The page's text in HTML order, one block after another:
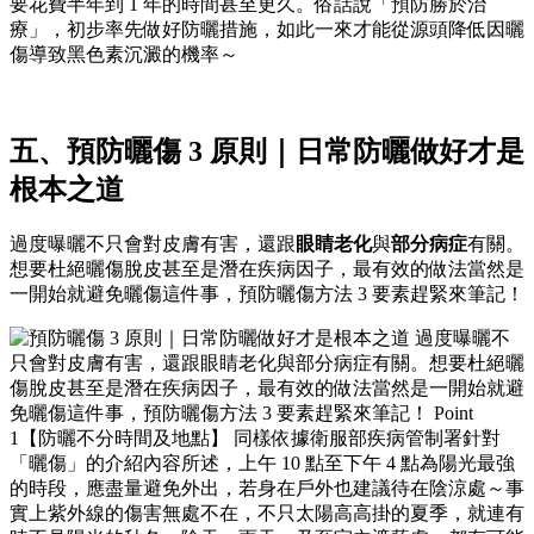
要花費半年到 1 年的時間甚至更久。俗話說「預防勝於治
療」，初步率先做好防曬措施，如此一來才能從源頭降低因曬
傷導致黑色素沉澱的機率～
五、 預防曬傷3 原則｜日常防曬做好才是
根本之道
過度曝曬不只會對皮膚有害，還跟眼睛老化與部分病症有關。
想要杜絕曬傷脫皮甚至是潛在疾病因子，最有效的做法當然是
一開始就避免曬傷這件事， 預防曬傷方法 3 要素趕緊來筆記！